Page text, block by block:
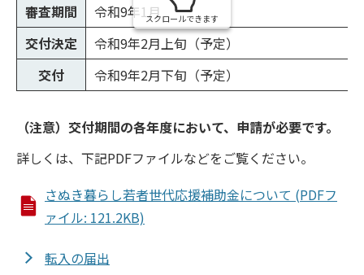
審査期間
令和9年1月
交付決定
令和9年2月上旬（予定）
交付
令和9年2月下旬（予定）
スクロールできます
（注意）交付期間の各年度において、申請が必要です。
詳しくは、下記PDFファイルなどをご覧ください。
さぬき暮らし若者世代応援補助金について (PDFフ
ァイル: 121.2KB)
転入の届出